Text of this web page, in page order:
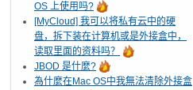
OS 上使用吗?
[MyCloud] 我可以将私有云中的硬
盘，拆下装在计算机或是外接盒中，
读取里面的资料吗？
JBOD 是什麼?
為什麼在Mac OS中我無法清除外接盒